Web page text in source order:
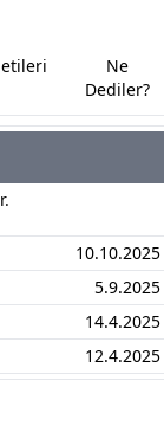
Ne
Dediler?
10.10.2025
5.9.2025
14.4.2025
12.4.2025